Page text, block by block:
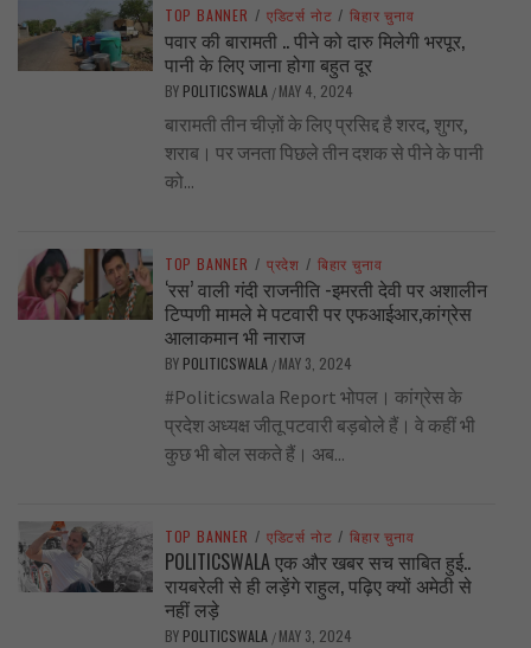
TOP BANNER / एडिटर्स नोट / बिहार चुनाव
पवार की बारामती .. पीने को दारु मिलेगी भरपूर,
पानी के लिए जाना होगा बहुत दूर
BY POLITICSWALA / MAY 4, 2024
बारामती तीन चीज़ों के लिए प्रसिद्द है शरद, शुगर,
शराब। पर जनता पिछले तीन दशक से पीने के पानी
को...
TOP BANNER / प्रदेश / बिहार चुनाव
‘रस’ वाली गंदी राजनीति -इमरती देवी पर अशालीन
टिप्पणी मामले मे पटवारी पर एफआईआर,कांग्रेस
आलाकमान भी नाराज
BY POLITICSWALA / MAY 3, 2024
#Politicswala Report भोपल। कांग्रेस के
प्रदेश अध्यक्ष जीतू पटवारी बड़बोले हैं। वे कहीं भी
कुछ भी बोल सकते हैं। अब...
TOP BANNER / एडिटर्स नोट / बिहार चुनाव
POLITICSWALA एक और खबर सच साबित हुई..
रायबरेली से ही लड़ेंगे राहुल, पढ़िए क्यों अमेठी से
नहीं लड़े
BY POLITICSWALA / MAY 3, 2024